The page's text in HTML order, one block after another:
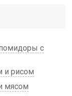
с
и рисом
мясом